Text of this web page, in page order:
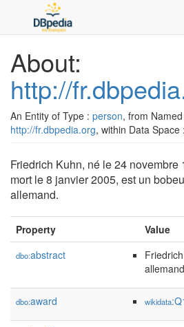
About:
http://
An Entity of Type : person, from
http://fr.dbpedia.org, within Data Space :
Friedrich Kuhn, né le 24 novembre
mort le 8 janvier 2005, est un
allemand.
Property Value
dbo:abstract
dbo:award wikidata